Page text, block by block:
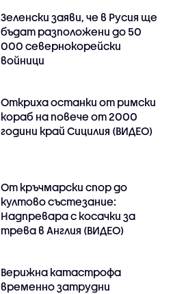
Зеленски заяви, че в Русия ще
бъдат разположени до 50
000 севернокорейски
войници
Откриха останки от римски
кораб на повече от 2000
години край Сицилия (ВИДЕО)
От кръчмарски спор до
култово състезание:
Надпревара с косачки за
трева в Англия (ВИДЕО)
Верижна катастрофа
временно затрудни